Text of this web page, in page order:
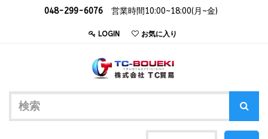
048-299-6076 営業時間10:00~18:00(月~金)
LOGIN お気に入り